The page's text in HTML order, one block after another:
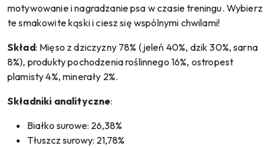
motywowanie i nagradzanie psa w czasie treningu. Wybierz
te smakowite kąski i ciesz się wspólnymi chwilami!
Skład: Mięso z dziczyzny 78% (jeleń 40%, dzik 30%, sarna
8%), produkty pochodzenia roślinnego 16%, ostropest
plamisty 4%, minerały 2%.
Składniki analityczne:
Białko surowe: 26,38%
Tłuszcz surowy: 21,78%